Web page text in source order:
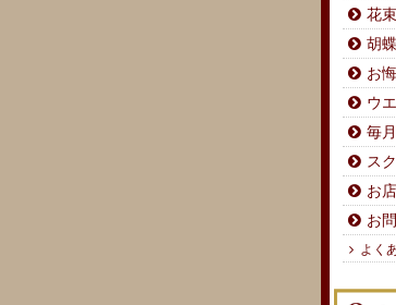
花束
胡
お
ウ
毎
ス
お
お
よく